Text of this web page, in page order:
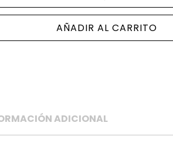
AÑADIR AL CARRITO
ADICIONAL